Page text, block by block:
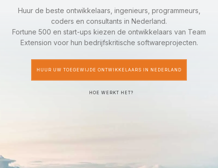
Huur de beste ontwikkelaars, ingenieurs, programmeurs,
coders en consultants in Nederland.
Fortune 500 en start-ups kiezen de ontwikkelaars van Team
Extension voor hun bedrijfskritische softwareprojecten.
HUUR UW TOEGEWIJDE ONTWIKKELAARS IN NEDERLAND
HOE WERKT HET?